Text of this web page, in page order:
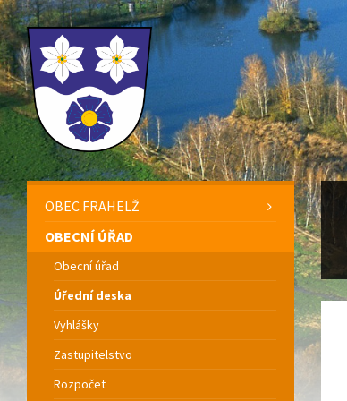
OBEC FRAHELŽ
OBECNÍ ÚŘAD
Obecní úřad
Úřední deska
Vyhlášky
Zastupitelstvo
Rozpočet